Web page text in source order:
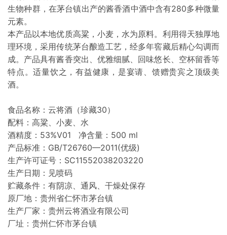
生物种群，在茅台镇出产的酱香酒中酒中含有280多种微量
元素。
本产品以本地优质高粱，小麦，水为原料。利用得天独厚地
理环境，采用传统茅台酿造工艺，经多年窖藏后精心勾调而
成。产品具有酱香突出、优雅细腻、回味悠长、空杯留香等
特点。适量饮之，有益健康，是宴请、馈赠贵宾之顶级美
酒。
食品名称：云将酒（珍藏30）
配料：高粱、小麦、水
酒精度：53%V01 净含量：500 ml
产品标准：GB/T26760—2011(优级)
生产许可证号：SC11552038203220
生产日期：见喷码
贮藏条件：有阴凉、通风、干燥处保存
原厂地：贵州省仁怀市茅台镇
生产厂家：贵州云将酒业有限公司
厂址：贵州仁怀市茅台镇